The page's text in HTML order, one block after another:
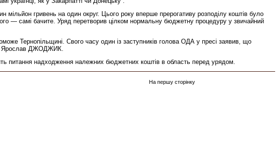
гривень на один округ. Цього року вперше прерогативу розподілу коштів було
— самі бачите. Уряд перетворив цілком нормальну бюджетну процедуру у звичайний
Тернопільщині. Свого часу один із заступників голова ОДА у пресі заявив, що
Ярослав ДЖОДЖИК.
питання надходження належних бюджетних коштів в область перед урядом.
На першу сторінку